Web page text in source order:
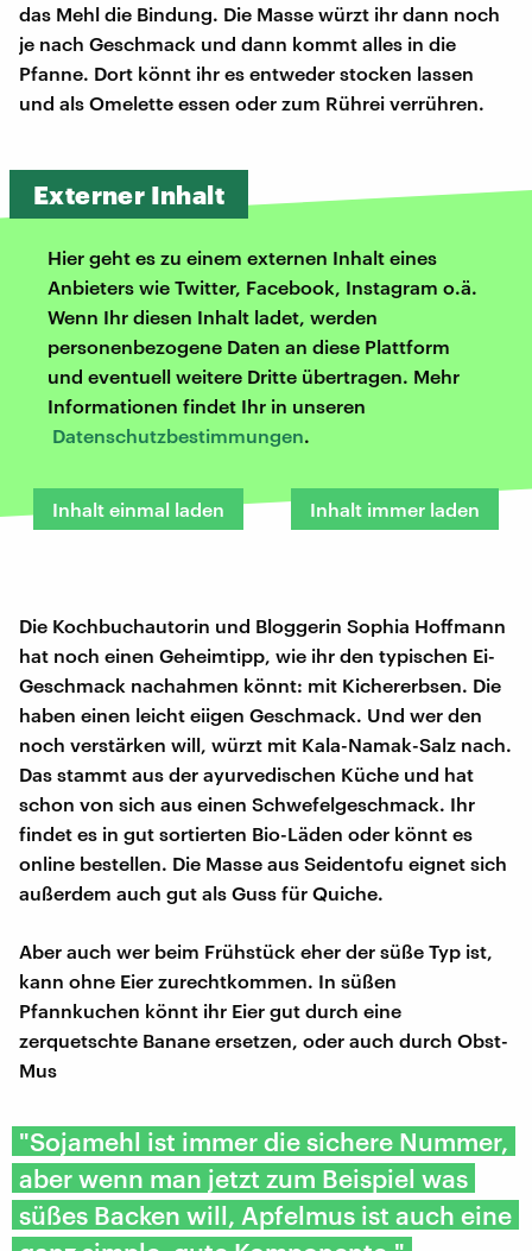
das Mehl die Bindung. Die Masse würzt ihr dann noch
je nach Geschmack und dann kommt alles in die
Pfanne. Dort könnt ihr es entweder stocken lassen
und als Omelette essen oder zum Rührei verrühren.
Externer Inhalt
Hier geht es zu einem externen Inhalt eines
Anbieters wie Twitter, Facebook, Instagram o.ä.
Wenn Ihr diesen Inhalt ladet, werden
personenbezogene Daten an diese Plattform
und eventuell weitere Dritte übertragen. Mehr
Informationen findet Ihr in unseren
Datenschutzbestimmungen.
Inhalt einmal laden Inhalt immer laden
Die Kochbuchautorin und Bloggerin Sophia Hoffmann
hat noch einen Geheimtipp, wie ihr den typischen Ei-
Geschmack nachahmen könnt: mit Kichererbsen. Die
haben einen leicht eiigen Geschmack. Und wer den
noch verstärken will, würzt mit Kala-Namak-Salz nach.
Das stammt aus der ayurvedischen Küche und hat
schon von sich aus einen Schwefelgeschmack. Ihr
findet es in gut sortierten Bio-Läden oder könnt es
online bestellen. Die Masse aus Seidentofu eignet sich
außerdem auch gut als Guss für Quiche.
Aber auch wer beim Frühstück eher der süße Typ ist,
kann ohne Eier zurechtkommen. In süßen
Pfannkuchen könnt ihr Eier gut durch eine
zerquetschte Banane ersetzen, oder auch durch Obst-
Mus
"Sojamehl ist immer die sichere Nummer,
aber wenn man jetzt zum Beispiel was
süßes Backen will, Apfelmus ist auch eine